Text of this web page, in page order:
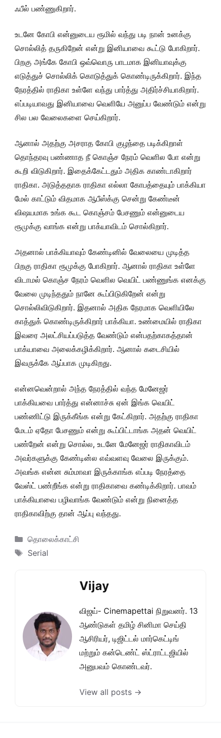
ஃபீல் பண்ணுகிறார்.
உடனே கோபி என்னுடைய ரூமில் வந்து படி நான் உனக்கு
சொல்லித் தருகிறேன் என்று இனியாவை கூட்டு போகிறார்.
பிறகு அங்கே கோபி ஒவ்வொரு பாடமாக இனியாவுக்கு
எடுத்துச் சொல்லிக் கொடுத்துக் கொண்டிருக்கிறார். இந்த
நேரத்தில் ராதிகா உள்ளே வந்து பார்த்து அதிர்ச்சியாகிறார்.
எப்படியாவது இனியாவை வெளியே அனுப்ப வேண்டும் என்று
சில பல வேலைகளை செய்கிறார்.
ஆனால் அதற்கு அசராத கோபி குழந்தை படிக்கிறாள்
தொந்தரவு பண்ணாத நீ கொஞ்ச நேரம் வெளில போ என்று
கூறி விடுகிறார். இதைக்கேட்டதும் அதிக காண்டாகிறார்
ராதிகா. அடுத்ததாக ராதிகா எல்லா கோபத்தையும் பாக்கியா
மேல் காட்டும் விதமாக ஆபீஸ்க்கு சென்று கேண்டீன்
விஷயமாக உங்க கூட கொஞ்சம் பேசணும் என்னுடைய
ரூமுக்கு வாங்க என்று பாக்யாவிடம் சொல்கிறார்.
அதனால் பாக்கியாவும் கேண்டினில் வேலையை முடித்த
பிறகு ராதிகா ரூமுக்கு போகிறார். ஆனால் ராதிகா உள்ளே
விடாமல் கொஞ்ச நேரம் வெளில வெயிட் பண்ணுங்க எனக்கு
வேலை முடிந்ததும் நானே கூப்பிடுகிறேன் என்று
சொல்லிவிடுகிறார். இதனால் அதிக நேரமாக வெளியிலே
காத்துக் கொண்டிருக்கிறார் பாக்கியா. உண்மையில் ராதிகா
இவரை அலட்சியப்படுத்த வேண்டும் என்பதற்காகத்தான்
பாக்யாவை அலைக்கழிக்கிறார். ஆனால் கடைசியில்
இவருக்கே ஆப்பாக முடிகிறது.
என்னவென்றால் அந்த நேரத்தில் வந்த மேனேஜர்
பாக்கியவை பார்த்து என்னாச்சு ஏன் இங்க வெயிட்
பண்ணிட்டு இருக்கீங்க என்று கேட்கிறார். அதற்கு ராதிகா
மேடம் ஏதோ பேசணும் என்று கூப்பிட்டாங்க அதன் வெயிட்
பண்றேன் என்று சொல்ல, உடனே மேனேஜர் ராதிகாவிடம்
அவர்களுக்கு கேண்டின்ல எவ்வளவு வேலை இருக்கும்.
அவங்க என்ன சும்மாவா இருக்காங்க எப்படி நேரத்தை
வேஸ்ட் பண்றீங்க என்று ராதிகாவை கண்டிக்கிறார். பாவம்
பாக்கியாவை பழிவாங்க வேண்டும் என்று நினைத்த
ராதிகாவிற்கு தான் ஆப்பு வந்தது.
Categories
தொலைக்காட்சி
Tags
Serial
Vijay
விஜய்- Cinemapettai நிறுவனர். 13
ஆண்டுகள் தமிழ் சினிமா செய்தி
ஆசிரியர், டிஜிட்டல் மார்கெட்டிங்
மற்றும் கன்டெண்ட் ஸ்ட்ராட்டஜியில்
அனுபவம் கொண்டவர்.
View all posts →